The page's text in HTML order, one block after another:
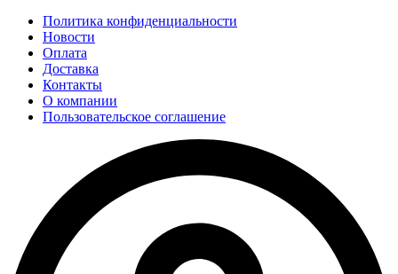
Политика конфиденциальности
Новости
Оплата
Доставка
Контакты
О компании
Пользовательское соглашение